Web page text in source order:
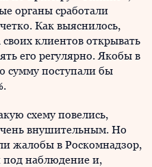
органы сработали
Как выяснилось,
клиентов открывать
его регулярно. Якобы в
сумму поступали бы
схему повелись,
внушительным. Но
жалобы в Роскомнадзор,
под наблюдение и,